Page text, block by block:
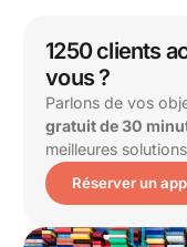
1250 clients
vous ?
Parlons de vos
gratuit de 30
meilleures
Réserver un